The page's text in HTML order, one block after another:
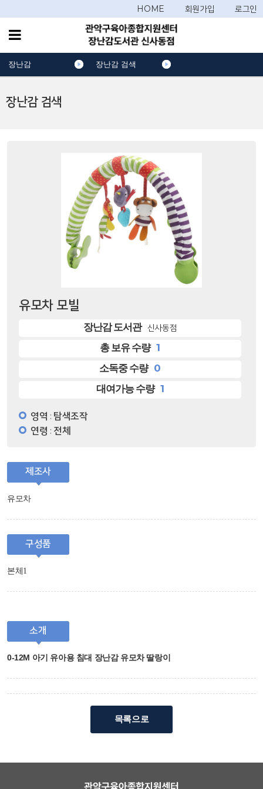
HOME 회원가입 로그인
장난감 검색
장난감 장난감 검색
유모차 모빌
장난감 도서관 신사동점
총 보유 수량 1
소독중 수량 0
대여가능 수량 1
영역 : 탐색조작
연령 : 전체
제조사
유모차
구성품
본체1
소개
0-12M 아기 유아용 침대 장난감 유모차 딸랑이
목록으로